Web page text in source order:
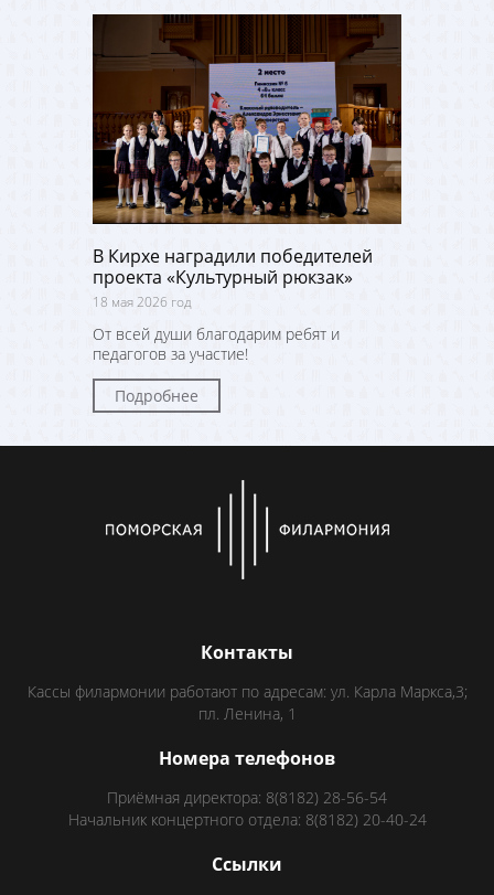
В Кирхе наградили победителей
проекта «Культурный рюкзак»
18 мая 2026 год
От всей души благодарим ребят и
педагогов за участие!
Подробнее
Контакты
Кассы филармонии работают по адресам: ул. Карла Маркса,3;
пл. Ленина, 1
Номера телефонов
Приёмная директора: 8(8182) 28-56-54
Начальник концертного отдела: 8(8182) 20-40-24
Ссылки